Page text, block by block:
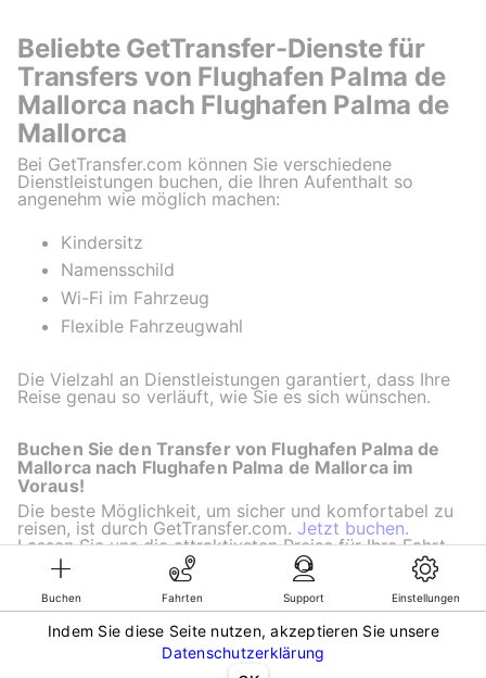
Buchen Fahrten Support Einstellungen
Indem Sie diese Seite nutzen, akzeptieren Sie unsere
Datenschutzerklärung
Beliebte GetTransfer-Dienste für
Transfers von Flughafen Palma de
Mallorca nach Flughafen Palma de
Mallorca
Bei GetTransfer.com können Sie verschiedene
Dienstleistungen buchen, die Ihren Aufenthalt so
angenehm wie möglich machen:
Kindersitz
Namensschild
Wi-Fi im Fahrzeug
Flexible Fahrzeugwahl
Die Vielzahl an Dienstleistungen garantiert, dass Ihre
Reise genau so verläuft, wie Sie es sich wünschen.
Buchen Sie den Transfer von Flughafen Palma de
Mallorca nach Flughafen Palma de Mallorca im
Voraus!
Die beste Möglichkeit, um sicher und komfortabel zu
reisen, ist durch GetTransfer.com. Jetzt buchen.
Lassen Sie uns die attraktivsten Preise für Ihre Fahrt
finden!
©KG GLOBAL LIMITED. GetTransfer® is trademark of KG GLOBAL LIMITED.
All rights reserved.